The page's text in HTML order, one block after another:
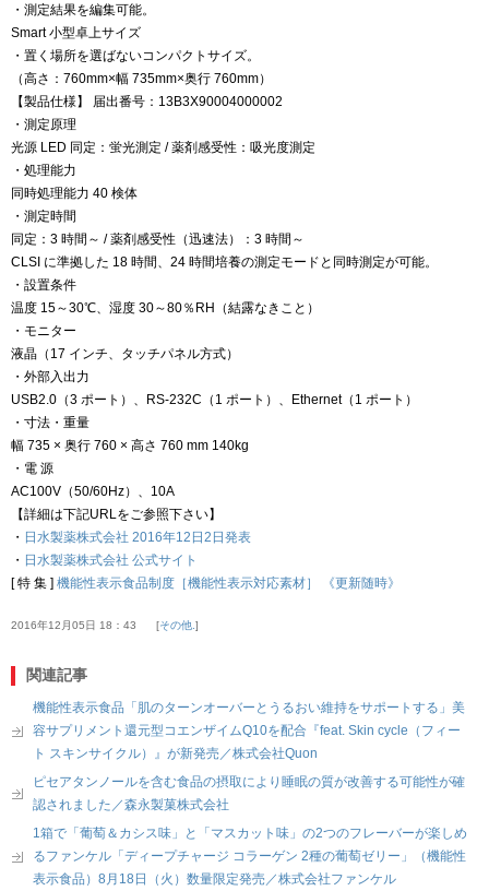
・測定結果を編集可能。
Smart 小型卓上サイズ
・置く場所を選ばないコンパクトサイズ。
（高さ：760mm×幅 735mm×奥行 760mm）
【製品仕様】 届出番号：13B3X90004000002
・測定原理
光源 LED 同定：蛍光測定 / 薬剤感受性：吸光度測定
・処理能力
同時処理能力 40 検体
・測定時間
同定：3 時間～ / 薬剤感受性（迅速法）：3 時間～
CLSI に準拠した 18 時間、24 時間培養の測定モードと同時測定が可能。
・設置条件
温度 15～30℃、湿度 30～80％RH（結露なきこと）
・モニター
液晶（17 インチ、タッチパネル方式）
・外部入出力
USB2.0（3 ポート）、RS-232C（1 ポート）、Ethernet（1 ポート）
・寸法・重量
幅 735 × 奥行 760 × 高さ 760 mm 140kg
・電 源
AC100V（50/60Hz）、10A
【詳細は下記URLをご参照下さい】
・ 日水製薬株式会社 2016年12日2日発表
・ 日水製薬株式会社 公式サイト
[ 特 集 ] 機能性表示食品制度［機能性表示対応素材］ 《更新随時》
2016年12月05日 18：43 その他.
関連記事
機能性表示食品「肌のターンオーバーとうるおい維持をサポートする」美
容サプリメント還元型コエンザイムQ10を配合『feat. Skin cycle（フィー
ト スキンサイクル）』が新発売／株式会社Quon
ピセアタンノールを含む食品の摂取により睡眠の質が改善する可能性が確
認されました／森永製菓株式会社
1箱で「葡萄＆カシス味」と「マスカット味」の2つのフレーバーが楽しめ
るファンケル「ディープチャージ コラーゲン 2種の葡萄ゼリー」（機能性
表示食品）8月18日（火）数量限定発売／株式会社ファンケル